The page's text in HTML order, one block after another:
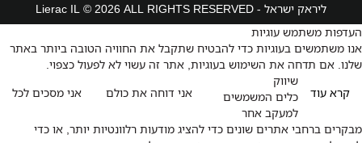
ליראק ישראל - Lierac IL © 2026 ALL RIGHTS RESERVED
העדפות משתמש עוגיות
אנו משתמשים בעוגיות כדי להבטיח שתקבל את החוויה הטובה ביותר באתר
שלנו. אם תדחה את השימוש בעוגיות, אתר זה עשוי לא לפעול כצפוי.
אני מסכים לכל
אני דוחה את כולם קרא עוד
שיווק
כלים המשמשים
למעקב אחר
מבקרים ברחבי אתרים שונים כדי להציג מודעות רלוונטיות יותר, או כדי